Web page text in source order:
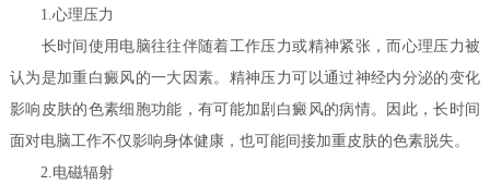
1.心理压力
长时间使用电脑往往伴随着工作压力或精神紧张，而心理压力被
认为是加重白癜风的一大因素。精神压力可以通过神经内分泌的变化
影响皮肤的色素细胞功能，有可能加剧白癜风的病情。因此，长时间
面对电脑工作不仅影响身体健康，也可能间接加重皮肤的色素脱失。
2.电磁辐射